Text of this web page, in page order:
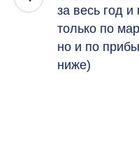
за весь год и
только по
но и по
ниже)